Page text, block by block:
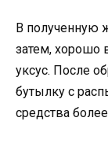
В полученную
затем, хорошо
уксус. После
бутылку с
средства